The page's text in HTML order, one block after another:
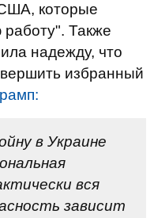
которые
Также
надежду, что
избранный
в Украине
вся
зависит